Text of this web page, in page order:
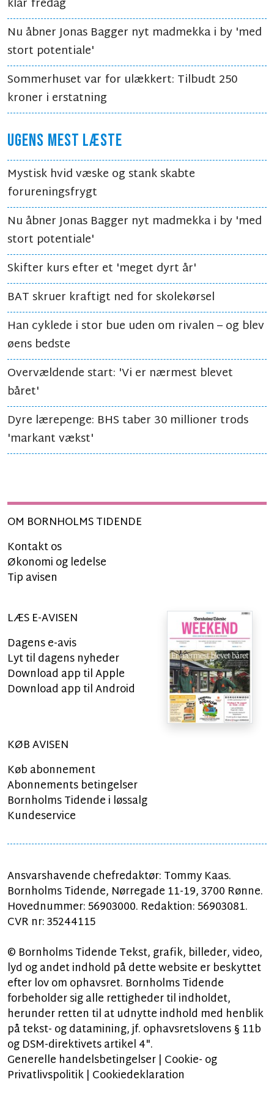
Nu åbner Jonas Bagger nyt madmekka i by 'med
stort potentiale'
Sommerhuset var for ulækkert: Tilbudt 250
kroner i erstatning
UGENS MEST LÆSTE
Mystisk hvid væske og stank skabte
forureningsfrygt
Nu åbner Jonas Bagger nyt madmekka i by 'med
stort potentiale'
Skifter kurs efter et 'meget dyrt år'
BAT skruer kraftigt ned for skolekørsel
Han cyklede i stor bue uden om rivalen – og blev
øens bedste
Overvældende start: 'Vi er nærmest blevet
båret'
Dyre lærepenge: BHS taber 30 millioner trods
'markant vækst'
OM BORNHOLMS TIDENDE
Kontakt os
Økonomi og ledelse
Tip avisen
LÆS E-AVISEN
Dagens e-avis
Lyt til dagens nyheder
Download app til Apple
Download app til Android
KØB AVISEN
Køb abonnement
Abonnements betingelser
Bornholms Tidende i løssalg
Kundeservice
Ansvarshavende chefredaktør: Tommy Kaas.
Bornholms Tidende, Nørregade 11-19, 3700 Rønne.
Hovednummer: 56903000. Redaktion: 56903081.
CVR nr: 35244115
© Bornholms Tidende Tekst, grafik, billeder, video,
lyd og andet indhold på dette website er beskyttet
efter lov om ophavsret. Bornholms Tidende
forbeholder sig alle rettigheder til indholdet,
herunder retten til at udnytte indhold med henblik
på tekst- og datamining, jf. ophavsretslovens § 11b
og DSM-direktivets artikel 4".
Generelle handelsbetingelser| Cookie- og
Privatlivspolitik| Cookiedeklaration